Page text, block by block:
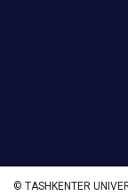
© TASHKENTER